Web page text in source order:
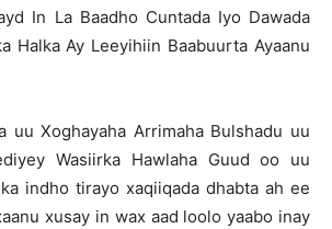
In La Baadho Cuntada Iyo Dawada
Halka Ay Leeyihiin Baabuurta Ayaanu
uu Xoghayaha Arrimaha Bulshadu uu
Wasiirka Hawlaha Guud oo uu
indho tirayo xaqiiqada dhabta ah ee
xusay in wax aad loolo yaabo inay